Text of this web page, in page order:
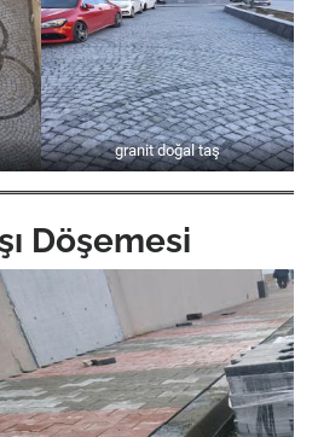
granit doğal taş
Döşemesi